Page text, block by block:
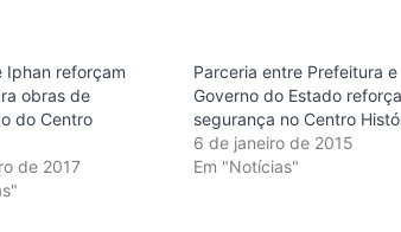
Iphan reforçam
obras de
do Centro
de 2017
Parceria entre Prefeitura e
Governo do Estado reforça
segurança no Centro
6 de janeiro de 2015
Em "Notícias"